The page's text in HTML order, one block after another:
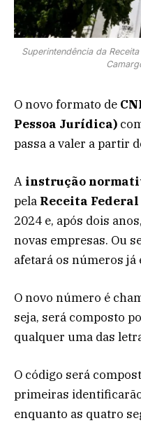
Superintendência da
O novo formato de
Pessoa Jurídica)
passa a valer a partir
A instrução
pela Receita Federal
2024 e, após dois
novas empresas. Ou
afetará os números já
O novo número é
seja, será composto
qualquer uma das
O código será
primeiras
enquanto as quatro